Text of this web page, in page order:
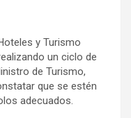
y Turismo
un ciclo de
de Turismo,
que se estén
adecuados.